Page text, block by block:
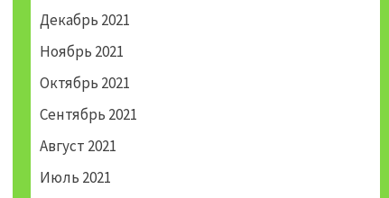
Декабрь 2021
Ноябрь 2021
Октябрь 2021
Сентябрь 2021
Август 2021
Июль 2021